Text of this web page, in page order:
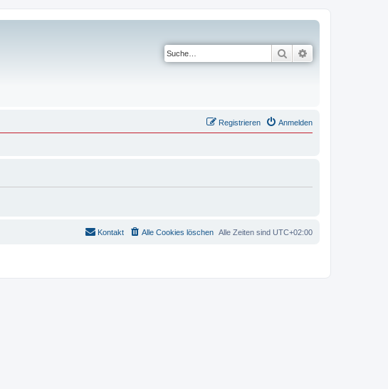
Suche
Anmelden
Registrieren
Alle Zeiten sind UTC+02:00
Alle Cookies löschen
Kontakt